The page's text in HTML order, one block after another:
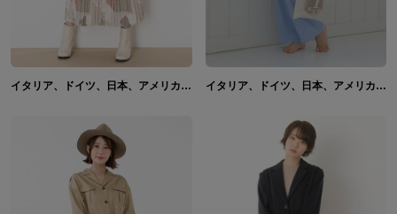
イタリア、ドイツ、日本、アメリカ、イギリス、フランス、ロシア、中国 モデル バッグ ヘタリア World★Stars イタリア、ドイツ、日本、アメリカ、イギリス、フランス、ロシア、中国、南イタリア、スペイン、プロイセン モデル ルームウェアセット ヘタリア World★Stars